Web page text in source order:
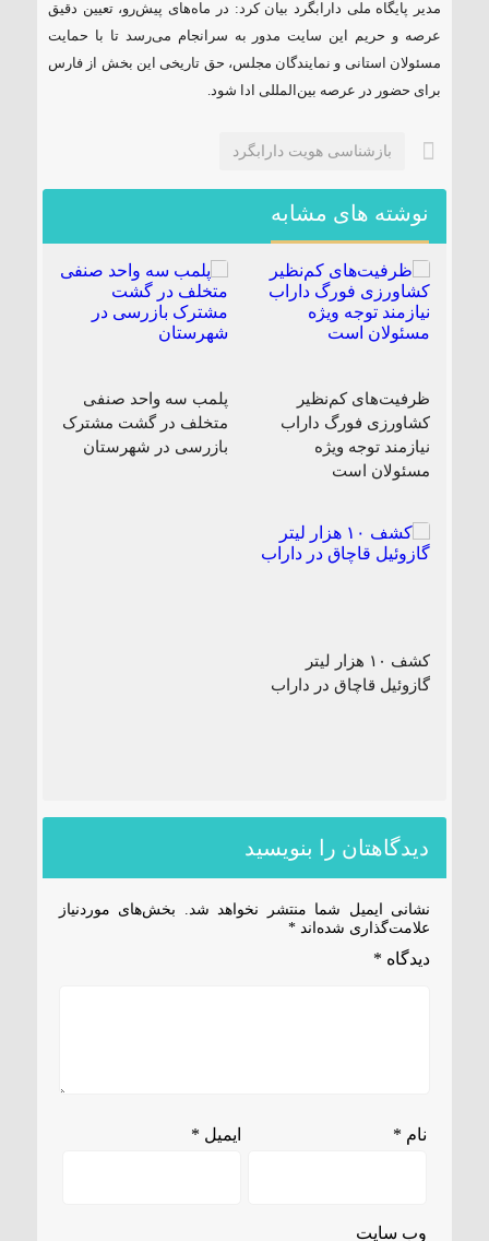
مدیر پایگاه ملی دارابگرد بیان کرد: در ماه‌های پیش‌رو، تعیین دقیق
عرصه و حریم این سایت مدور به سرانجام می‌رسد تا با حمایت
مسئولان استانی و نمایندگان مجلس، حق تاریخی این بخش از فارس
برای حضور در عرصه بین‌المللی ادا شود.
بازشناسی هویت دارابگرد
نوشته های مشابه
ظرفیت‌های کم‌نظیر
کشاورزی فورگ داراب
نیازمند توجه ویژه
مسئولان است
پلمب سه واحد صنفی
متخلف در گشت مشترک
بازرسی در شهرستان
کشف ۱۰ هزار لیتر
گازوئیل قاچاق در داراب
دیدگاهتان را بنویسید
نشانی ایمیل شما منتشر نخواهد شد.
بخش‌های موردنیاز
علامت‌گذاری شده‌اند *
دیدگاه *
نام * ایمیل *
وب‌ سایت